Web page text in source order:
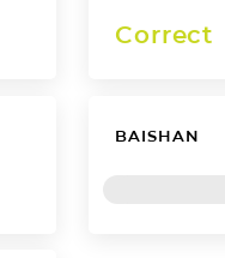
Correct
BAISHAN